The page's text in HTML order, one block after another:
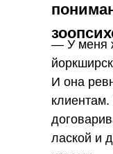
— У меня
И она
лаской и